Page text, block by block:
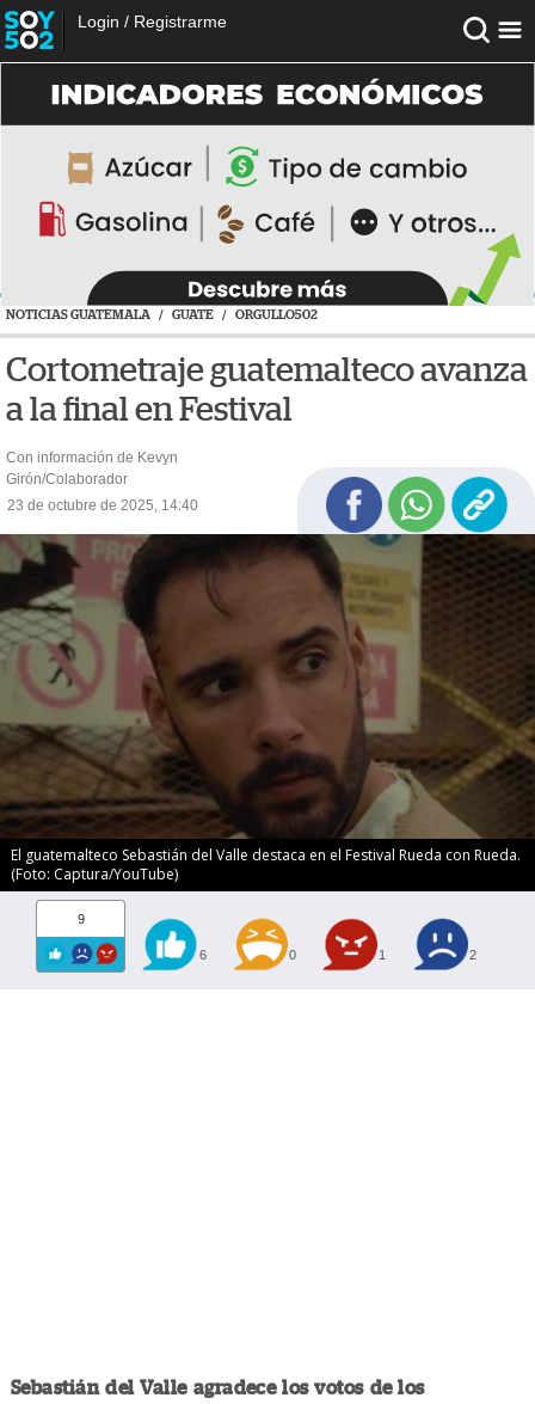
Login / Registrarme
NOTICIAS GUATEMALA / GUATE / ORGULLO502
Cortometraje guatemalteco avanza
a la final en Festival
Con información de Kevyn
Girón/Colaborador
23 de octubre de 2025, 14:40
El guatemalteco Sebastián del Valle destaca en el Festival Rueda con Rueda.
(Foto: Captura/YouTube)
9
6 0 1 2
Sebastián del Valle agradece los votos de los